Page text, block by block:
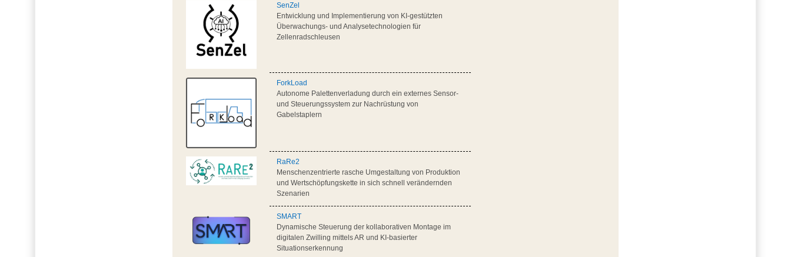
SenZel
Entwicklung und Implementierung von KI-gestützten
Überwachungs- und Analysetechnologien für
Zellenradschleusen
ForkLoad
Autonome Palettenverladung durch ein externes Sensor-
und Steuerungssystem zur Nachrüstung von
Gabelstaplern
RaRe2
Menschenzentrierte rasche Umgestaltung von Produktion
und Wertschöpfungskette in sich schnell verändernden
Szenarien
SMART
Dynamische Steuerung der kollaborativen Montage im
digitalen Zwilling mittels AR und KI-basierter
Situationserkennung